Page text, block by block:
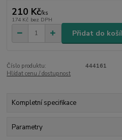
210 Kč/ks
174 Kč bez DPH
Přidat do
Číslo produktu:
444161
Hlídat cenu / dostupnost
Kompletní specifikace
Parametry